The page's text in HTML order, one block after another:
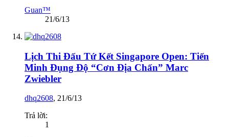
Guan™
21/6/13
Lịch Thi Đấu Tứ Kết Singapore Open: Tiến
Minh Đụng Độ “Cơn Địa Chấn” Marc
Zwiebler
dhq2608, 21/6/13
Trả lời:
1